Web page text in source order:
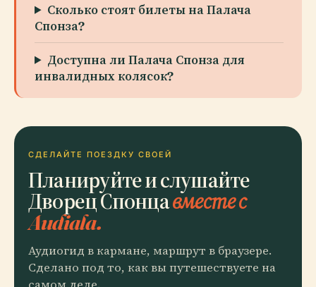
Сколько стоят билеты на Палача
Спонза?
Доступна ли Палача Спонза для
инвалидных колясок?
СДЕЛАЙТЕ ПОЕЗДКУ СВОЕЙ
Планируйте и слушайте
Дворец Спонцавместе с
Audiala.
Аудиогид в кармане, маршрут в браузере.
Сделано под то, как вы путешествуете на